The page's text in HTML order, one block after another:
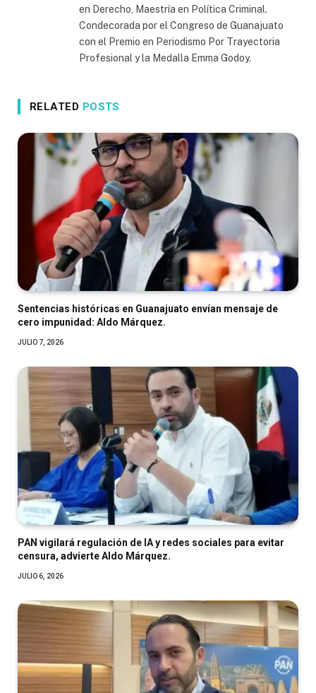
en Derecho, Maestría en Política Criminal.
Condecorada por el Congreso de Guanajuato
con el Premio en Periodismo Por Trayectoria
Profesional y la Medalla Emma Godoy.
RELATED POSTS
Sentencias históricas en Guanajuato envían mensaje de
cero impunidad: Aldo Márquez.
JULIO 7, 2026
PAN vigilará regulación de IA y redes sociales para evitar
censura, advierte Aldo Márquez.
JULIO 6, 2026